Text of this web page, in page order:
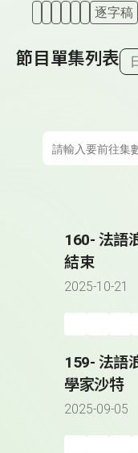
逐字稿
節目單集列表
160- 法語
結束
2025-10-21
159- 法語
學家沙特
2025-09-05